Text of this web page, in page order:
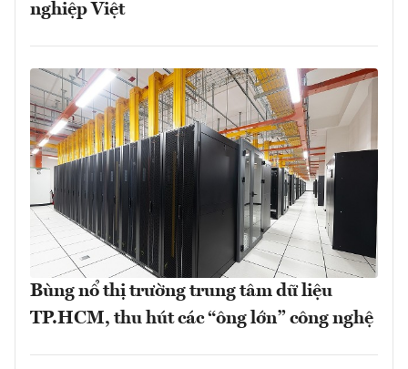
nghiệp Việt
Bùng nổ thị trường trung tâm dữ liệu
TP.HCM, thu hút các “ông lớn” công nghệ